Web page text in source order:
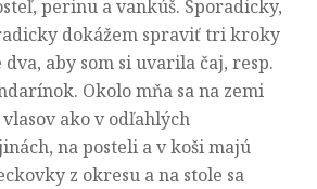
perinu a vankúš. Sporadicky,
dokážem spraviť tri kroky
aby som si uvarila čaj, resp.
Okolo mňa sa na zemi
ako v odľahlých
na posteli a v koši majú
z okresu a na stole sa